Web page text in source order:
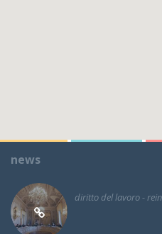
news
diritto del lavoro -